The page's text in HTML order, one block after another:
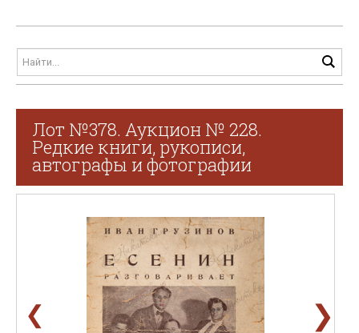
Лот №378. Аукцион № 228.
Редкие книги, рукописи,
автографы и фотографии
❮ ❯